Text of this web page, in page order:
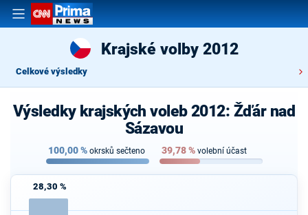
Krajské volby 2012
Celkové výsledky
Výsledky krajských voleb 2012: Žďár nad
Sázavou
100,00% okrsků sečteno 39,78% volební účast
28,30 %